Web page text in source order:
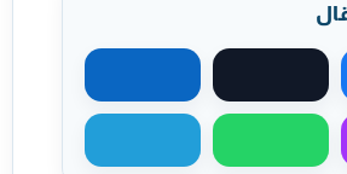
على فيسبوكمشاركة على X مشاركة على
عبر ماسنجرمشاركة عبر واتسابمشاركة عبر